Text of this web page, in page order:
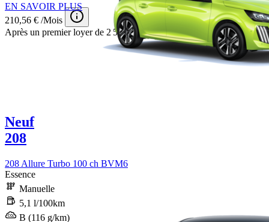
EN SAVOIR PLUS
210,56 € /Mois
Après un premier loyer de 2 500 €
Neuf
208
208 Allure Turbo 100 ch BVM6
Essence
Manuelle
5,1 l/100km
B (116 g/km)